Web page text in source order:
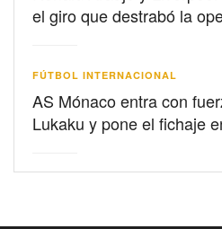
el giro que destrabó la
FÚTBOL INTERNACIONAL
AS Mónaco entra con
Lukaku y pone el fichaje